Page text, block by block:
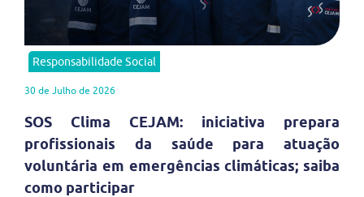
Responsabilidade Social
30 de Julho de 2026
SOS Clima CEJAM: iniciativa prepara
profissionais da saúde para atuação
voluntária em emergências climáticas; saiba
como participar